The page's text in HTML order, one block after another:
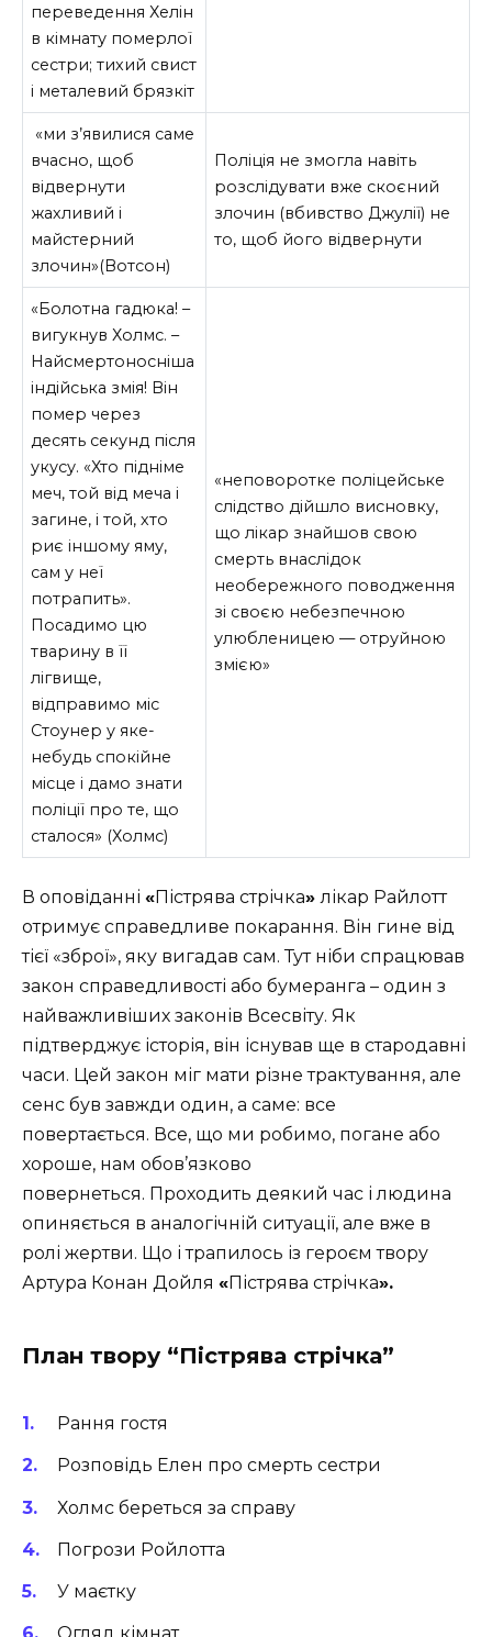
переведення Хелін
в кімнату померлої
сестри; тихий свист
і металевий брязкіт
«ми з’явилися саме
вчасно, щоб
відвернути
жахливий і
майстерний
злочин»(Вотсон)
Поліція не змогла навіть
розслідувати вже скоєний
злочин (вбивство Джулії) не
то, щоб його відвернути
«Болотна гадюка! –
вигукнув Холмс. –
Найсмертоносніша
індійська змія! Він
помер через
десять секунд після
укусу. «Хто підніме
меч, той від меча і
загине, і той, хто
риє іншому яму,
сам у неї
потрапить».
Посадимо цю
тварину в її
лігвище,
відправимо міс
Стоунер у яке-
небудь спокійне
місце і дамо знати
поліції про те, що
сталося» (Холмс)
«неповоротке поліцейське
слідство дійшло висновку,
що лікар знайшов свою
смерть внаслідок
необережного поводження
зі своєю небезпечною
улюбленицею — отруйною
змією»
В оповіданні «Пістрява стрічка»лікар Райлотт
отримує справедливе покарання. Він гине від
тієї «зброї», яку вигадав сам. Тут ніби спрацював
закон справедливості або бумеранга – один з
найважливіших законів Всесвіту. Як
підтверджує історія, він існував ще в стародавні
часи. Цей закон міг мати різне трактування, але
сенс був завжди один, а саме: все
повертається. Все, що ми робимо, погане або
хороше, нам обов’язково
повернеться. Проходить деякий час і людина
опиняється в аналогічній ситуації, але вже в
ролі жертви. Що і трапилось із героєм твору
Артура Конан Дойля «Пістрява стрічка».
План твору “Пістрява стрічка”
Рання гостя
Розповідь Елен про смерть сестри
Холмс береться за справу
Погрози Ройлотта
У маєтку